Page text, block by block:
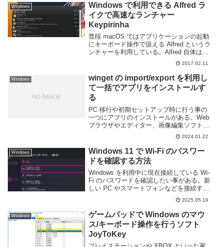
Windows
Windows で利用できる Alfred ラ
イクで高速なランチャー
Keypirinha
普段 macOS ではアプリケーションの起動
にキーボード操作で扱える Alfred というラ
ンチャーを利用している。Alfred 自体は
macOS 専用のアプリケーションなのだが
似たようなものが Windows にもないかと
探したところ何...
2017.02.11
Windows
winget の import/export を利用し
て一括でアプリをインストールす
る
PC 移行や初期セットアップ時に行う事の
一つにアプリのインストールがある。Web
ブラウザやエディター、画像編集ソフト、
チャットツール、ゲームなど様々なアプリ
ケーションをインストールする必要がある
が、一つ一つインストールするのはかなり
面倒く...
2024.01.22
Windows
Windows 11 で Wi-Fi のパスワー
ドを確認する方法
Windows を利用中に現在接続している Wi-
Fi のパスワードを確認したい事がある。新
しい PC やスマートフォンなどを接続する
際に、いちいち Wi-Fi の設定を確認するの
は面倒くさい。とくにパスワードが Wi-Fi
ルーターに貼っ...
2025.05.19
Windows
ゲームパッドで Windows のマウ
ス/キーボード操作を行うソフト
JoyToKey